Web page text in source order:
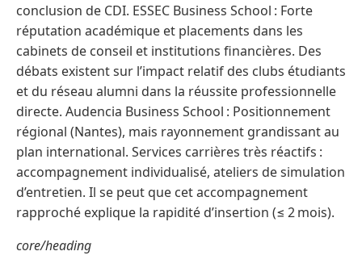
conclusion de CDI. ESSEC Business School : Forte
réputation académique et placements dans les
cabinets de conseil et institutions financières. Des
débats existent sur l’impact relatif des clubs étudiants
et du réseau alumni dans la réussite professionnelle
directe. Audencia Business School : Positionnement
régional (Nantes), mais rayonnement grandissant au
plan international. Services carrières très réactifs :
accompagnement individualisé, ateliers de simulation
d’entretien. Il se peut que cet accompagnement
rapproché explique la rapidité d’insertion (≤ 2 mois).
core/heading